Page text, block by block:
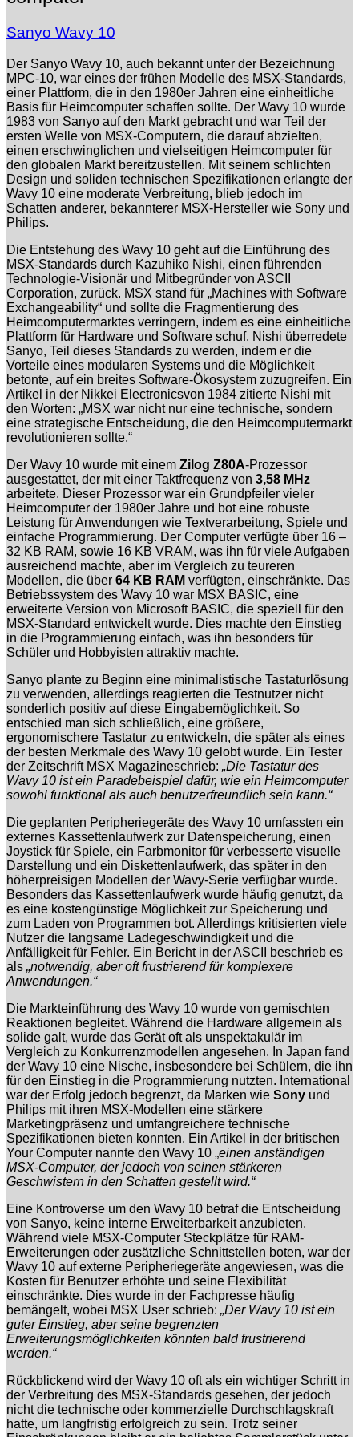
Sanyo Wavy 10
Der Sanyo Wavy 10, auch bekannt unter der Bezeichnung
MPC-10, war eines der frühen Modelle des MSX-Standards,
einer Plattform, die in den 1980er Jahren eine einheitliche
Basis für Heimcomputer schaffen sollte. Der Wavy 10 wurde
1983 von Sanyo auf den Markt gebracht und war Teil der
ersten Welle von MSX-Computern, die darauf abzielten,
einen erschwinglichen und vielseitigen Heimcomputer für
den globalen Markt bereitzustellen. Mit seinem schlichten
Design und soliden technischen Spezifikationen erlangte der
Wavy 10 eine moderate Verbreitung, blieb jedoch im
Schatten anderer, bekannterer MSX-Hersteller wie Sony und
Philips.
Die Entstehung des Wavy 10 geht auf die Einführung des
MSX-Standards durch Kazuhiko Nishi, einen führenden
Technologie-Visionär und Mitbegründer von ASCII
Corporation, zurück. MSX stand für „Machines with Software
Exchangeability“ und sollte die Fragmentierung des
Heimcomputermarktes verringern, indem es eine einheitliche
Plattform für Hardware und Software schuf. Nishi überredete
Sanyo, Teil dieses Standards zu werden, indem er die
Vorteile eines modularen Systems und die Möglichkeit
betonte, auf ein breites Software-Ökosystem zuzugreifen. Ein
Artikel in der Nikkei Electronicsvon 1984 zitierte Nishi mit
den Worten: „MSX war nicht nur eine technische, sondern
eine strategische Entscheidung, die den Heimcomputermarkt
revolutionieren sollte.“
Der Wavy 10 wurde mit einem Zilog Z80A-Prozessor
ausgestattet, der mit einer Taktfrequenz von 3,58 MHz
arbeitete. Dieser Prozessor war ein Grundpfeiler vieler
Heimcomputer der 1980er Jahre und bot eine robuste
Leistung für Anwendungen wie Textverarbeitung, Spiele und
einfache Programmierung. Der Computer verfügte über 16 –
32 KB RAM, sowie 16 KB VRAM, was ihn für viele Aufgaben
ausreichend machte, aber im Vergleich zu teureren
Modellen, die über 64 KB RAM verfügten, einschränkte. Das
Betriebssystem des Wavy 10 war MSX BASIC, eine
erweiterte Version von Microsoft BASIC, die speziell für den
MSX-Standard entwickelt wurde. Dies machte den Einstieg
in die Programmierung einfach, was ihn besonders für
Schüler und Hobbyisten attraktiv machte.
Sanyo plante zu Beginn eine minimalistische Tastaturlösung
zu verwenden, allerdings reagierten die Testnutzer nicht
sonderlich positiv auf diese Eingabemöglichkeit. So
entschied man sich schließlich, eine größere,
ergonomischere Tastatur zu entwickeln, die später als eines
der besten Merkmale des Wavy 10 gelobt wurde. Ein Tester
der Zeitschrift MSX Magazineschrieb: „Die Tastatur des
Wavy 10 ist ein Paradebeispiel dafür, wie ein Heimcomputer
sowohl funktional als auch benutzerfreundlich sein kann.“
Die geplanten Peripheriegeräte des Wavy 10 umfassten ein
externes Kassettenlaufwerk zur Datenspeicherung, einen
Joystick für Spiele, ein Farbmonitor für verbesserte visuelle
Darstellung und ein Diskettenlaufwerk, das später in den
höherpreisigen Modellen der Wavy-Serie verfügbar wurde.
Besonders das Kassettenlaufwerk wurde häufig genutzt, da
es eine kostengünstige Möglichkeit zur Speicherung und
zum Laden von Programmen bot. Allerdings kritisierten viele
Nutzer die langsame Ladegeschwindigkeit und die
Anfälligkeit für Fehler. Ein Bericht in der ASCII beschrieb es
als „notwendig, aber oft frustrierend für komplexere
Anwendungen.“
Die Markteinführung des Wavy 10 wurde von gemischten
Reaktionen begleitet. Während die Hardware allgemein als
solide galt, wurde das Gerät oft als unspektakulär im
Vergleich zu Konkurrenzmodellen angesehen. In Japan fand
der Wavy 10 eine Nische, insbesondere bei Schülern, die ihn
für den Einstieg in die Programmierung nutzten. International
war der Erfolg jedoch begrenzt, da Marken wie Sony und
Philips mit ihren MSX-Modellen eine stärkere
Marketingpräsenz und umfangreichere technische
Spezifikationen bieten konnten. Ein Artikel in der britischen
Your Computer nannte den Wavy 10 „einen anständigen
MSX-Computer, der jedoch von seinen stärkeren
Geschwistern in den Schatten gestellt wird.“
Eine Kontroverse um den Wavy 10 betraf die Entscheidung
von Sanyo, keine interne Erweiterbarkeit anzubieten.
Während viele MSX-Computer Steckplätze für RAM-
Erweiterungen oder zusätzliche Schnittstellen boten, war der
Wavy 10 auf externe Peripheriegeräte angewiesen, was die
Kosten für Benutzer erhöhte und seine Flexibilität
einschränkte. Dies wurde in der Fachpresse häufig
bemängelt, wobei MSX User schrieb: „Der Wavy 10 ist ein
guter Einstieg, aber seine begrenzten
Erweiterungsmöglichkeiten könnten bald frustrierend
werden.“
Rückblickend wird der Wavy 10 oft als ein wichtiger Schritt in
der Verbreitung des MSX-Standards gesehen, der jedoch
nicht die technische oder kommerzielle Durchschlagskraft
hatte, um langfristig erfolgreich zu sein. Trotz seiner